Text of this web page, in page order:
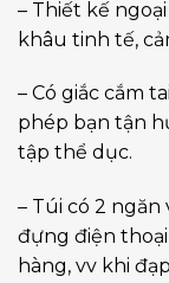
– Thiết kế
khâu tinh tế,
– Có giắc cắm
phép bạn tận
tập thể dục.
– Túi có 2
đựng điện
hàng, vv khi